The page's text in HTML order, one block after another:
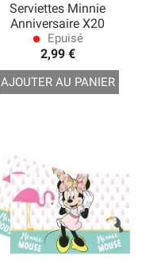
Serviettes Minnie
Anniversaire X20
lens Epuisé
2,99 €
AJOUTER AU PANIER